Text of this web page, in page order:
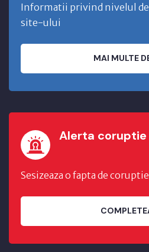
Informatii privind nivelul de
site-ului
MAI MULTE
Alerta coruptie
Sesizeaza o fapta de